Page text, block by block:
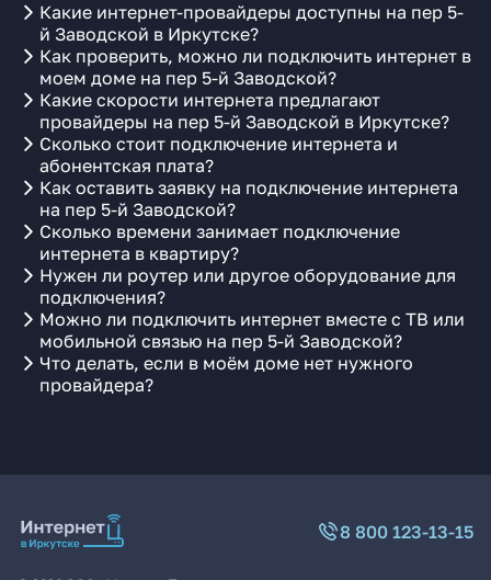
Какие интернет-провайдеры доступны на пер 5-
й Заводской в Иркутске?
Как проверить, можно ли подключить интернет в
моем доме на пер 5-й Заводской?
Какие скорости интернета предлагают
провайдеры на пер 5-й Заводской в Иркутске?
Сколько стоит подключение интернета и
абонентская плата?
Как оставить заявку на подключение интернета
на пер 5-й Заводской?
Сколько времени занимает подключение
интернета в квартиру?
Нужен ли роутер или другое оборудование для
подключения?
Можно ли подключить интернет вместе с ТВ или
мобильной связью на пер 5-й Заводской?
Что делать, если в моём доме нет нужного
провайдера?
8 800 123-13-15